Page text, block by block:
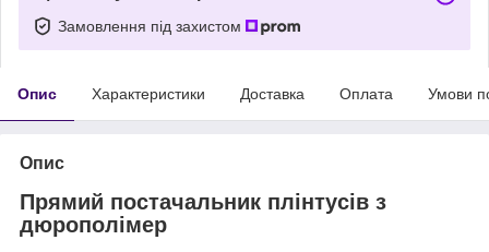
Замовлення під захистом
Опис Характеристики Доставка Оплата Умови
Опис
Прямий постачальник плінтусів з
дюрополімер